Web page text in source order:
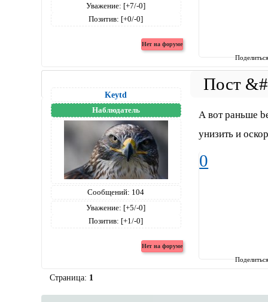
Уважение: [+7/-0]
Позитив: [+0/-0]
Keytd
Наблюдатель
Сообщений: 104
Уважение: [+5/-0]
Позитив: [+1/-0]
А вот раньше
унизить и
0
Страница: 1